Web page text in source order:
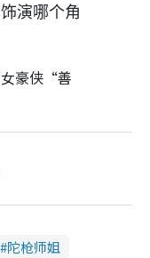
演哪个角
豪侠“善
陀枪师姐